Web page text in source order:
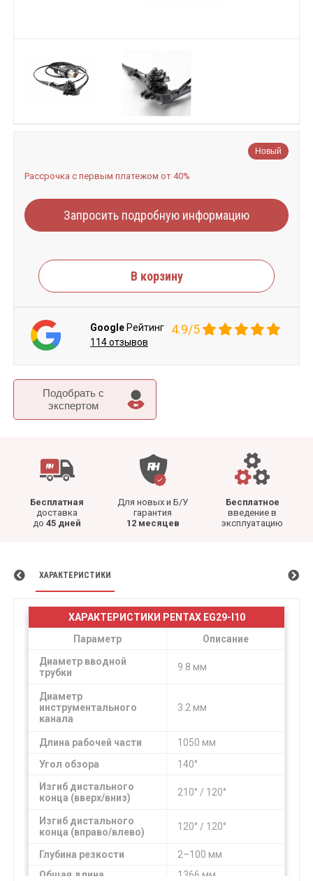
Подобрать c
экспертом
Бесплатная
доставка
до 45 дней
Для новых и Б/У
гарантия
12 месяцев
Бесплатное
введение в
эксплуатацию
Новый
Рассрочка с первым платежом от 40%
Запросить подробную информацию
В корзину
Google Рейтинг 4.9/5
114 отзывов
ХАРАКТЕРИСТИКИ
ХАРАКТЕРИСТИКИ PENTAX EG29-I10
Параметр
Описание
Диаметр вводной
трубки
9.8 мм
Диаметр
инструментального
канала
3.2 мм
Длина рабочей части
1050 мм
Угол обзора
140°
Изгиб дистального
конца (вверх/вниз)
210° / 120°
Изгиб дистального
конца (вправо/влево)
120° / 120°
Глубина резкости
2–100 мм
Общая длина
1366 мм